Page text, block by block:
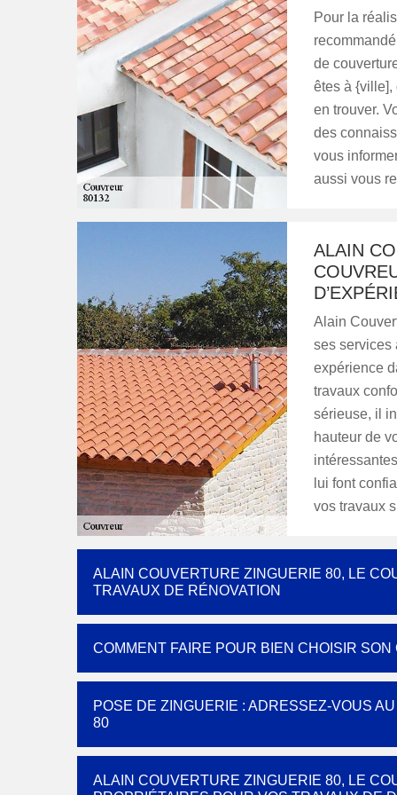
Pour la
de
êtes à {ville],
en trouver.
des
vous
aussi vous
ALAIN
Alain
ses services
expérience
travaux
sérieuse, il
hauteur de
lui font
vos travaux
ALAIN COUVERTURE ZINGUERIE 80, LE
TRAVAUX DE RÉNOVATION
COMMENT FAIRE POUR BIEN CHOISIR SON
POSE DE ZINGUERIE : ADRESSEZ-VOUS
80
ALAIN COUVERTURE ZINGUERIE 80, LE